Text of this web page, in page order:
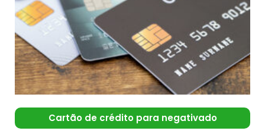
Cartão de crédito para negativado